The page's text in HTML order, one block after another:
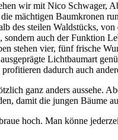
wir mit Nico Schwager,
mächtigen Baumkronen
des steilen Waldstücks,
auch der Funktion
stehen vier, fünf frische
Lichtbaumart
dadurch auch
ganz anders aussehe.
damit die jungen Bäume
hoch. Man könne